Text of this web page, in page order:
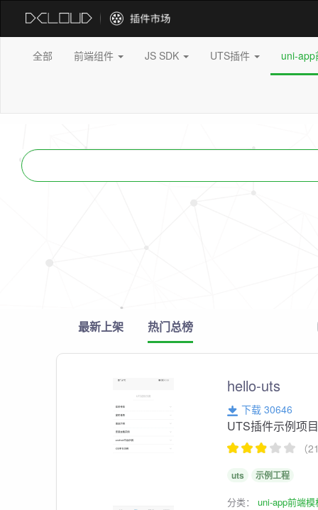
全部 前端组件 JS SDK UTS插件 uni-
最新上架 热门总榜
hello-uts
下载 30646
UTS插件示例项
（
uts 示例工程
分类：uni-app前端模